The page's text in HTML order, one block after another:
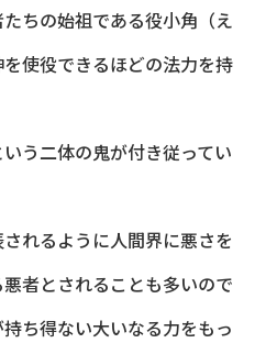
ちの始祖である役小角（え
使役できるほどの法力を持
う二体の鬼が付き従ってい
れるように人間界に悪さを
者とされることも多いので
ち得ない大いなる力をもっ